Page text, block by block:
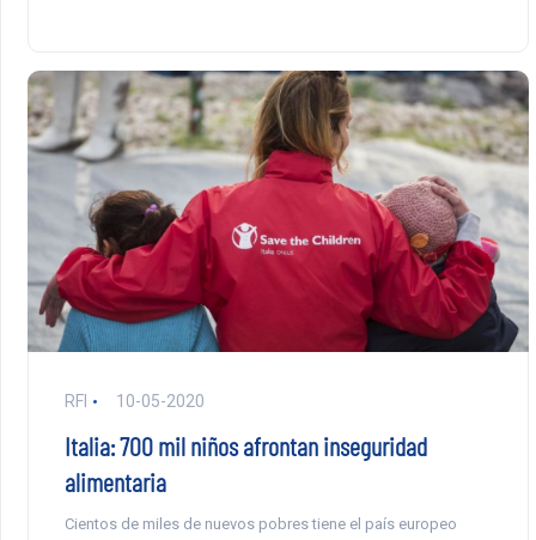
RFI 10-05-2020
Italia: 700 mil niños afrontan inseguridad
alimentaria
Cientos de miles de nuevos pobres tiene el país europeo